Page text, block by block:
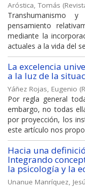
Aróstica, Tomás (
Transhumanismo
pensamiento
mediante la
actuales a la vida del
La excelencia
a la luz de la
Yáñez Rojas, Eugenio (
Por regla general
embargo, no todas
por proyección, los
este artículo nos
Hacia una
Integrando
la psicología y la
Unanue Manríquez,